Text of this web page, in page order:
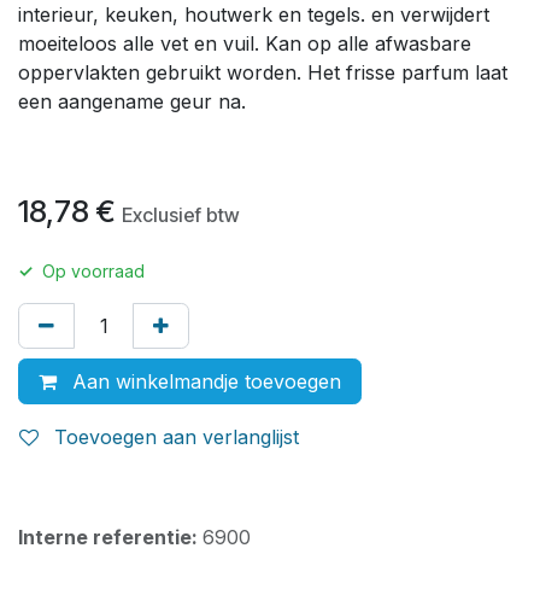
interieur, keuken, houtwerk en tegels. en verwijdert
moeiteloos alle vet en vuil. Kan op alle afwasbare
oppervlakten gebruikt worden. Het frisse parfum laat
een aangename geur na.
18,78 € Exclusief btw
✓ Op voorraad
Aan winkelmandje toevoegen
Toevoegen aan verlanglijst
Interne referentie: 6900